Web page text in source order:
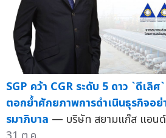
SGP คว้า CGR ระดับ 5 ดาว `ดีเลิ
ตอกย้ำศักยภาพการดำเนินธุรกิจอ
รมาภิบาล — บริษัท สยามแก๊ส แอนด์